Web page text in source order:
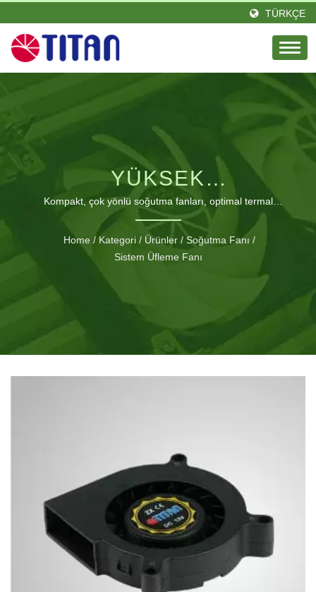
TÜRKÇE
YÜKSEK
PERFORMANSLI 60MM
DC ÜFLEME SOĞUTMA
ÇÖZÜMLERI
Kompakt, çok yönlü soğutma fanları, optimal termal
yönetim için birden fazla hız seçeneği ile.
Home / Kategori / Ürünler / Soğutma Fanı /
Sistem Üfleme Fanı